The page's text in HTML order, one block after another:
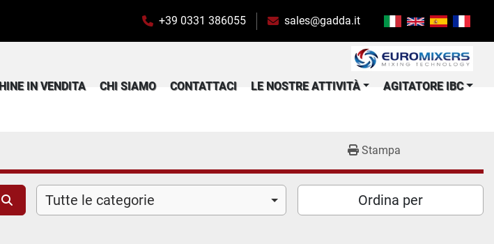
+39 0331 386055 sales@gadda.it
IN VENDITA CHI SIAMO CONTATTACI LE NOSTRE ATTIVITÀ AGITATORE IBC
Stampa
Tutte le categorie Ordina per